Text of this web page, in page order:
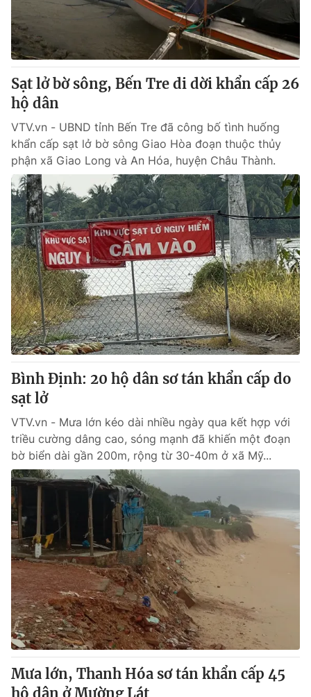
® Cấm sao chép dưới mọi hình thức nếu không có sự chấp
thuận bằng văn bản. Ghi rõ nguồn VTV.vn khi phát hành lại
thông tin từ website này.
Sạt lở bờ sông, Bến Tre di dời khẩn cấp 26
hộ dân
VTV.vn - UBND tỉnh Bến Tre đã công bố tình huống
khẩn cấp sạt lở bờ sông Giao Hòa đoạn thuộc thủy
phận xã Giao Long và An Hóa, huyện Châu Thành.
Bình Định: 20 hộ dân sơ tán khẩn cấp do
sạt lở
VTV.vn - Mưa lớn kéo dài nhiều ngày qua kết hợp với
triều cường dâng cao, sóng mạnh đã khiến một đoạn
bờ biển dài gần 200m, rộng từ 30-40m ở xã Mỹ...
Mưa lớn, Thanh Hóa sơ tán khẩn cấp 45
hộ dân ở Mường Lát